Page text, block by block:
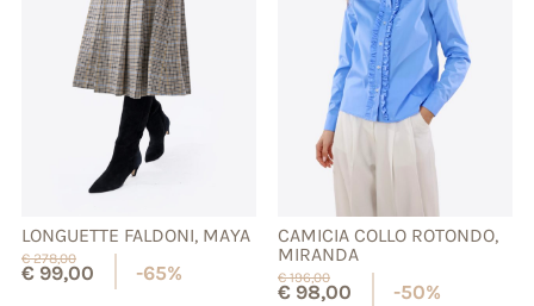
LONGUETTE FALDONI, MAYA
€278,00
€99,00 -65%
CAMICIA COLLO ROTONDO,
MIRANDA
€196,00
€98,00 -50%